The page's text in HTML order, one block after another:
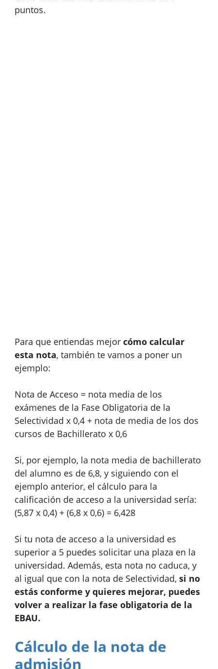
puntos.
Para que entiendas mejor cómo calcular
esta nota, también te vamos a poner un
ejemplo:
Nota de Acceso = nota media de los
exámenes de la Fase Obligatoria de la
Selectividad x 0,4 + nota de media de los dos
cursos de Bachillerato x 0,6
Si, por ejemplo, la nota media de bachillerato
del alumno es de 6,8, y siguiendo con el
ejemplo anterior, el cálculo para la
calificación de acceso a la universidad sería:
(5,87 x 0,4) + (6,8 x 0,6) = 6,428
Si tu nota de acceso a la universidad es
superior a 5 puedes solicitar una plaza en la
universidad. Además, esta nota no caduca, y
al igual que con la nota de Selectividad, si no
estás conforme y quieres mejorar, puedes
volver a realizar la fase obligatoria de la
EBAU.
Cálculo de la nota de
admisión